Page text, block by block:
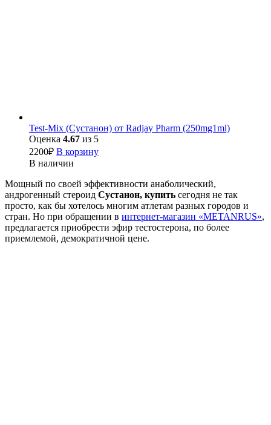
Test-Mix (Сустанон) от Radjay Pharm (250mg1ml)
Оценка 4.67 из 5
2200₽ В корзину
В наличии
Мощный по своей эффективности анаболический,
андрогенный стероид Сустанон, купить сегодня не так
просто, как бы хотелось многим атлетам разных городов и
стран. Но при обращении в интернет-магазин «METANRUS»,
предлагается приобрести эфир тестостерона, по более
приемлемой, демократичной цене.